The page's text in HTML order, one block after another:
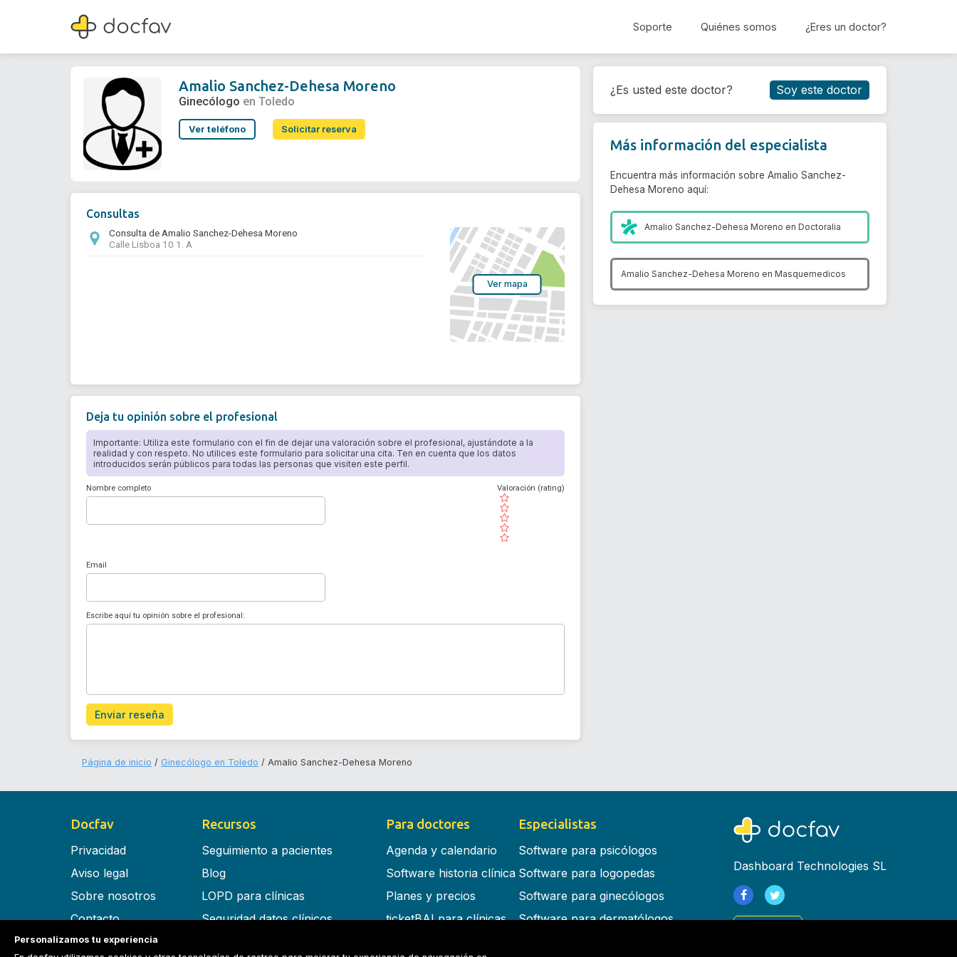
Soporte Quiénes somos ¿Eres un doctor?
Amalio Sanchez-Dehesa Moreno
Ginecólogo
Reservar cita
Amalio Sanchez-Dehesa Moreno
Ginecólogo en Toledo
Ver teléfono Solicitar reserva
Consultas
Consulta de Amalio Sanchez-Dehesa Moreno
Calle Lisboa 10 1. A
Ver mapa
Deja tu opinión sobre el profesional
Importante: Utiliza este formulario con el fin de dejar una valoración sobre el profesional, ajustándote a la
realidad y con respeto. No utilices este formulario para solicitar una cita. Ten en cuenta que los datos
introducidos serán públicos para todas las personas que visiten este perfil.
Nombre completo
( )
( )
( )
( )
( )
Valoración (rating)
Email
Escribe aquí tu opinión sobre el profesional:
Enviar reseña
¿Es usted este doctor? Soy este doctor
Más información del especialista
Encuentra más información sobre Amalio Sanchez-
Dehesa Moreno aquí:
Amalio Sanchez-Dehesa Moreno enDoctoralia
Amalio Sanchez-Dehesa Moreno en Masquemedicos
Página de inicio Ginecólogo en Toledo Amalio Sanchez-Dehesa Moreno
Docfav
Privacidad
Aviso legal
Sobre nosotros
Contacto
Términos y condiciones
Recursos
Seguimiento a pacientes
Blog
LOPD para clínicas
Seguridad datos clínicos
Para doctores
Agenda y calendario
Software historia clínica
Planes y precios
ticketBAI para clínicas
Especialistas
Software para psicólogos
Software para logopedas
Software para ginecólogos
Software para dermatólogos
Dashboard Technologies SL
Personalizamos tu experiencia